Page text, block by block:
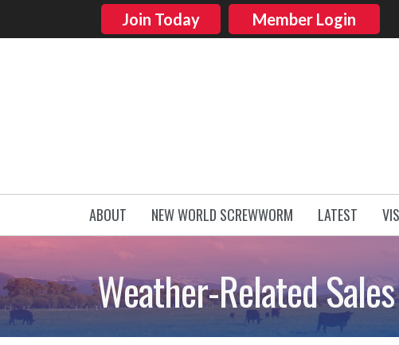
Join Today Member Login
ABOUT NEW WORLD SCREWWORM LATEST
Weather-Related